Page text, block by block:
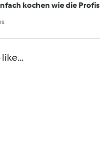
kochen wie die Profis